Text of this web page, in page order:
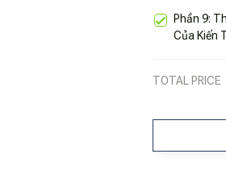
Phần 9:
Của Kiến
TOTAL PRICE